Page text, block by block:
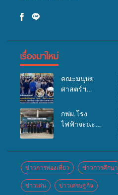
เรื่องมาใหม่
คณะมนุษย
ศาสตร์ฯ
จัดอบรมเสริม
ศักยภาพ
กองทุน
สุขภาพตำบล
รองรับการจัด
บริการพาหนะ
รับส่งผู้
กฟผ.โรง
ไฟฟ้าจะนะ
พยาบาลศิคริ
นทร์ หาดใหญ่
จัดกิจกรรม
ข่าวการท่องเที่ยว ข่าวการศึกษา
ข่าวเด่น ข่าวเศรษฐกิจ